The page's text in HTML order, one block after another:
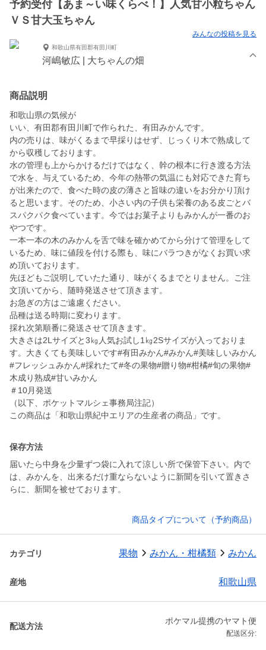
予約受付【あま～い味くらべ！】人気甘小粒ちゃん
ＶＳ甘大玉ちゃん
みんなの投稿を見る
和歌山県有田郡有田川町
河嶋敏広 | 大ちゃんの畑
商品説明
和歌山県の気候が
いい、有田郡有田川町で作られた、有田みかんです。
内の売りは、味がくるまで早採りはせず、じっくり木で熟成して
から収穫しております。
水の管理も上からかけるだけではなく、幹の根本に行き渡る方法
で水を、与えているため、今年の熱帯の気温にも対応できた育ち
が出来たので、食べた時の皮の薄さと旨味の違いをお分かり頂け
ると思います。そのため、小さい内の子供も栄養のある皮ごとバ
スパクパク食べています。今ではお菓子よりもみかんが一番のお
やつです。
一本一本の木のみかんを舌で味を確かめてから分けて管理をして
いるため、味に値段を付ける際も、味にバラつきがなくお買い求
め頂いております。
先ほどもご説明していたた通り、味がくるまでとりません。ご注
文頂いてから、随時発送させて頂きます。
お急ぎの方はご遠慮ください。
品種は送る時期に変わります。
採れ次第順番に発送させて頂きます。
大きさは2Lサイズと3㎏人気お試し1㎏2Sサイズが入っておりま
す。大きくても美味しいです#有田みかん#みかん#美味しいみかん
#フレッシュみかん#採れたて#冬の果物#贈り物#柑橘#旬の果物#
木成り熟成#甘いみかん
＃10月発送
（以下、ポケットマルシェ事務局注記）
この商品は「和歌山県紀中エリアの生産者の商品」です。
保存方法
届いたら中身を少量ずつ袋に入れて涼しい所で保管下さい。内で
は、みかんを、出来るだけ重ならないように新聞を引いて置きさ
商品タイプについて（予約商品）
カテゴリ 果物 みかん・柑橘類 みかん
産地 和歌山県
配送方法
ポケマル提携のヤマト便
配送区分: